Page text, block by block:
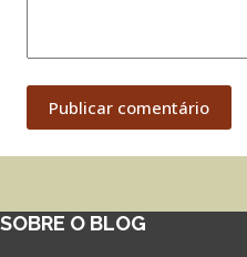
Publicar comentário
SOBRE O BLOG